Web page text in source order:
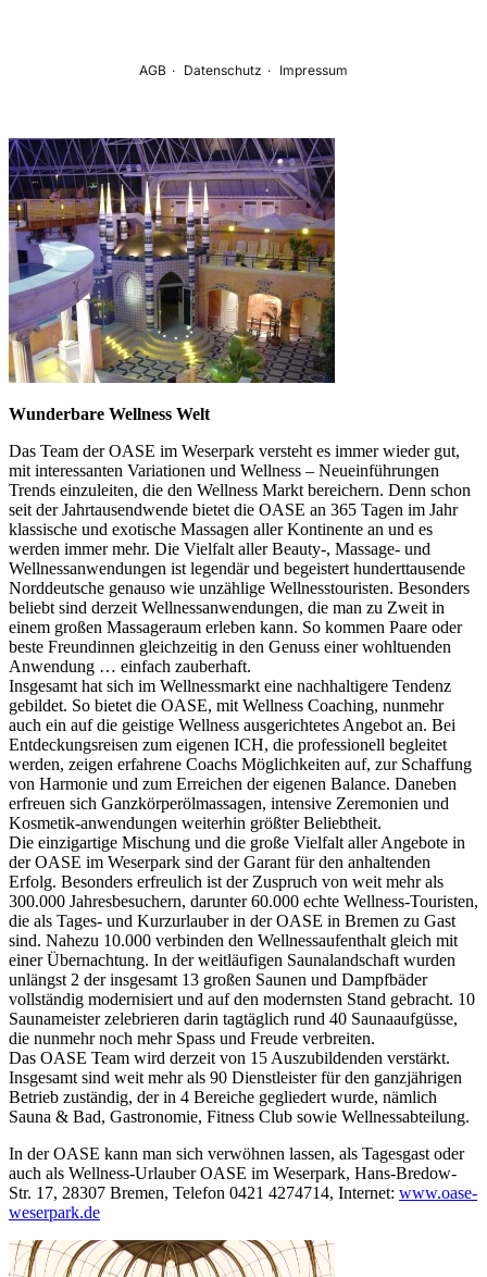
Wunderbare Wellness Welt
Das Team der OASE im Weserpark versteht es immer wieder gut,
mit interessanten Variationen und Wellness – Neueinführungen
Trends einzuleiten, die den Wellness Markt bereichern. Denn schon
seit der Jahrtausendwende bietet die OASE an 365 Tagen im Jahr
klassische und exotische Massagen aller Kontinente an und es
werden immer mehr. Die Vielfalt aller Beauty-, Massage- und
Wellnessanwendungen ist legendär und begeistert hunderttausende
Norddeutsche genauso wie unzählige Wellnesstouristen. Besonders
beliebt sind derzeit Wellnessanwendungen, die man zu Zweit in
einem großen Massageraum erleben kann. So kommen Paare oder
beste Freundinnen gleichzeitig in den Genuss einer wohltuenden
Anwendung … einfach zauberhaft.
Insgesamt hat sich im Wellnessmarkt eine nachhaltigere Tendenz
gebildet. So bietet die OASE, mit Wellness Coaching, nunmehr
auch ein auf die geistige Wellness ausgerichtetes Angebot an. Bei
Entdeckungsreisen zum eigenen ICH, die professionell begleitet
werden, zeigen erfahrene Coachs Möglichkeiten auf, zur Schaffung
von Harmonie und zum Erreichen der eigenen Balance. Daneben
erfreuen sich Ganzkörperölmassagen, intensive Zeremonien und
Kosmetik-anwendungen weiterhin größter Beliebtheit.
Die einzigartige Mischung und die große Vielfalt aller Angebote in
der OASE im Weserpark sind der Garant für den anhaltenden
Erfolg. Besonders erfreulich ist der Zuspruch von weit mehr als
300.000 Jahresbesuchern, darunter 60.000 echte Wellness-Touristen,
die als Tages- und Kurzurlauber in der OASE in Bremen zu Gast
sind. Nahezu 10.000 verbinden den Wellnessaufenthalt gleich mit
einer Übernachtung. In der weitläufigen Saunalandschaft wurden
unlängst 2 der insgesamt 13 großen Saunen und Dampfbäder
vollständig modernisiert und auf den modernsten Stand gebracht. 10
Saunameister zelebrieren darin tagtäglich rund 40 Saunaaufgüsse,
die nunmehr noch mehr Spass und Freude verbreiten.
Das OASE Team wird derzeit von 15 Auszubildenden verstärkt.
Insgesamt sind weit mehr als 90 Dienstleister für den ganzjährigen
Betrieb zuständig, der in 4 Bereiche gegliedert wurde, nämlich
Sauna & Bad, Gastronomie, Fitness Club sowie Wellnessabteilung.
In der OASE kann man sich verwöhnen lassen, als Tagesgast oder
auch als Wellness-Urlauber OASE im Weserpark, Hans-Bredow-
Str. 17, 28307 Bremen, Telefon 0421 4274714, Internet: www.oase-
weserpark.de